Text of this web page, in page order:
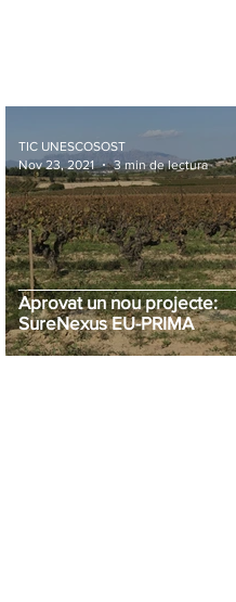
Aprovat un nou projecte:
SureNexus EU-PRIMA
TIC UNESCOSOST
Nov 23, 2021
3 min de lectura